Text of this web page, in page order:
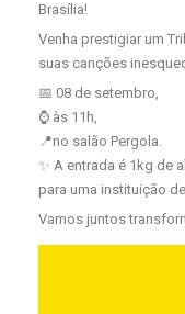
Brasília!
Venha prestigiar um
suas canções
📅 08 de setembro,
⌚️ às 11h,
📍no salão Pergola.
✨️ A entrada é 1kg de
para uma instituição
Vamos juntos